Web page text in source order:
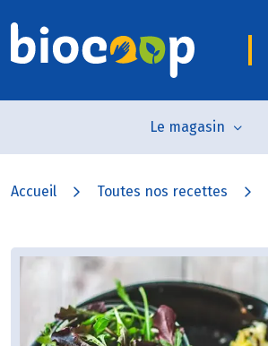
Le magasin
Accueil Toutes nos recettes